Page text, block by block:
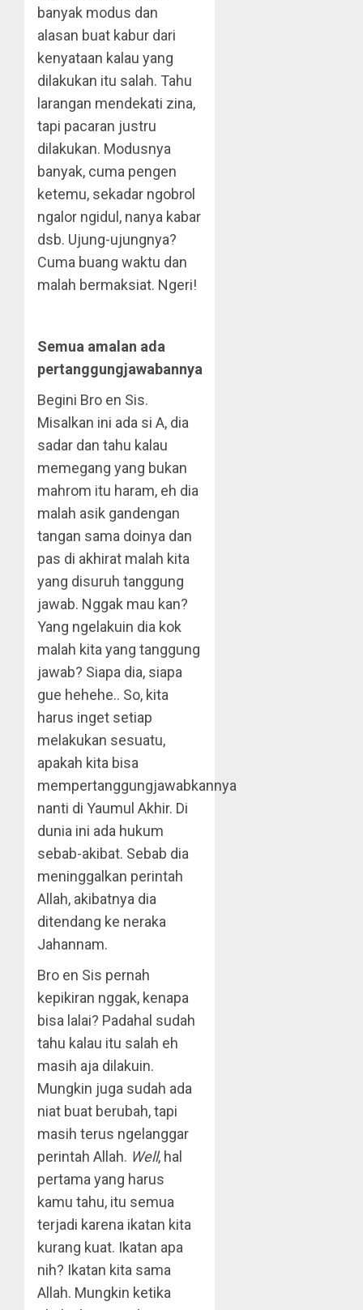
banyak modus dan
alasan buat kabur dari
kenyataan kalau yang
dilakukan itu salah. Tahu
larangan mendekati zina,
tapi pacaran justru
dilakukan. Modusnya
banyak, cuma pengen
ketemu, sekadar ngobrol
ngalor ngidul, nanya kabar
dsb. Ujung-ujungnya?
Cuma buang waktu dan
malah bermaksiat. Ngeri!
Semua amalan ada
pertanggungjawabannya
Begini Bro en Sis.
Misalkan ini ada si A, dia
sadar dan tahu kalau
memegang yang bukan
mahrom itu haram, eh dia
malah asik gandengan
tangan sama doinya dan
pas di akhirat malah kita
yang disuruh tanggung
jawab. Nggak mau kan?
Yang ngelakuin dia kok
malah kita yang tanggung
jawab? Siapa dia, siapa
gue hehehe.. So, kita
harus inget setiap
melakukan sesuatu,
apakah kita bisa
mempertanggungjawabkannya
nanti di Yaumul Akhir. Di
dunia ini ada hukum
sebab-akibat. Sebab dia
meninggalkan perintah
Allah, akibatnya dia
ditendang ke neraka
Jahannam.
Bro en Sis pernah
kepikiran nggak, kenapa
bisa lalai? Padahal sudah
tahu kalau itu salah eh
masih aja dilakuin.
Mungkin juga sudah ada
niat buat berubah, tapi
masih terus ngelanggar
perintah Allah. Well, hal
pertama yang harus
kamu tahu, itu semua
terjadi karena ikatan kita
kurang kuat. Ikatan apa
nih? Ikatan kita sama
Allah. Mungkin ketika